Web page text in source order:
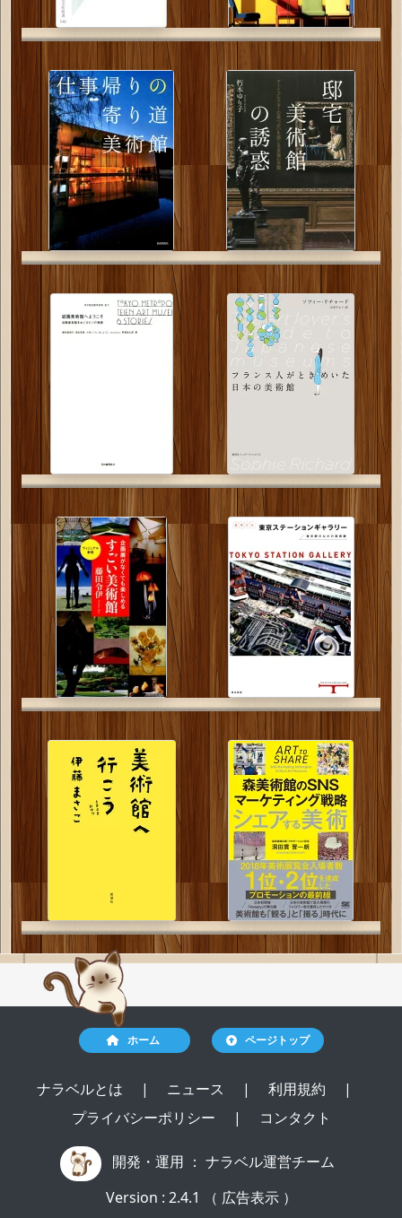
ホーム ページトップ
ナラベルとは | ニュース | 利用規約
|
プライバシーポリシー
| コンタクト
開発・運用 ： ナラベル運営チーム
Version : 2.4.1 （ 広告表示 ）